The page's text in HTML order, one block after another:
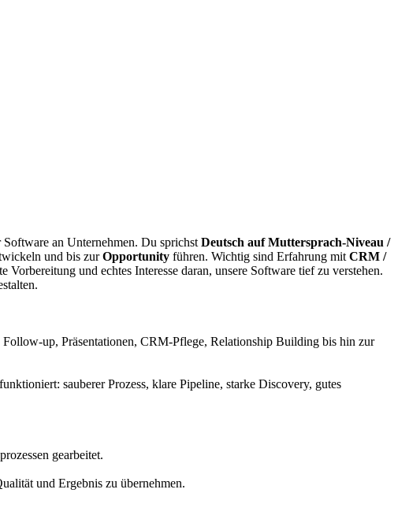
an Unternehmen. Du sprichst Deutsch auf Muttersprach-Niveau /
und bis zurOpportunity führen. Wichtig sind Erfahrung mit CRM /
und echtes Interesse daran, unsere Software tief zu verstehen.
Follow-up, Präsentationen, CRM-Pflege, Relationship Building bis hin zur
funktioniert: sauberer Prozess, klare Pipeline, starke Discovery, gutes
gearbeitet.
und Ergebnis zu übernehmen.